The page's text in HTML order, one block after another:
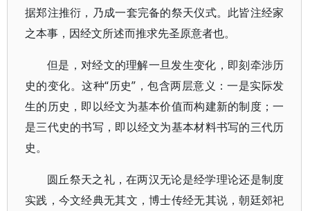
据郑注推衍，乃成一套完备的祭天仪式。此皆注经家
之本事，因经文所述而推求先圣原意者也。
但是，对经文的理解一旦发生变化，即刻牵涉历
史的变化。这种“历史”，包含两层意义：一是实际发
生的历史，即以经文为基本价值而构建新的制度；一
是三代史的书写，即以经文为基本材料书写的三代历
史。
圆丘祭天之礼，在两汉无论是经学理论还是制度
实践，今文经典无其文，博士传经无其说，朝廷郊祀